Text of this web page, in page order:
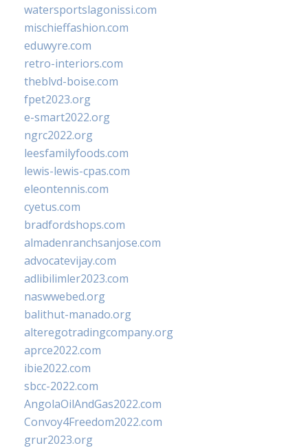
watersportslagonissi.com
mischieffashion.com
eduwyre.com
retro-interiors.com
theblvd-boise.com
fpet2023.org
e-smart2022.org
ngrc2022.org
leesfamilyfoods.com
lewis-lewis-cpas.com
eleontennis.com
cyetus.com
bradfordshops.com
almadenranchsanjose.com
advocatevijay.com
adlibilimler2023.com
naswwebed.org
balithut-manado.org
alteregotradingcompany.org
aprce2022.com
ibie2022.com
sbcc-2022.com
AngolaOilAndGas2022.com
Convoy4Freedom2022.com
grur2023.org